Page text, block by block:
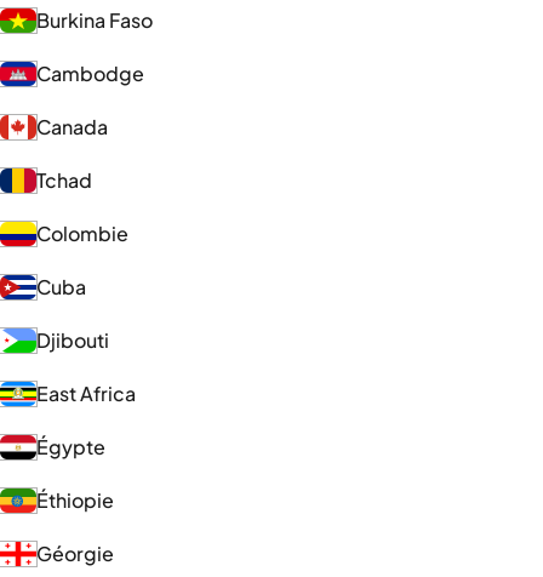
Burkina Faso
Cambodge
Canada
Tchad
Colombie
Cuba
Djibouti
East Africa
Égypte
Éthiopie
Géorgie